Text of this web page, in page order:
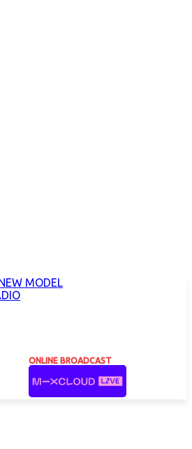
ONLINE BROADCAST